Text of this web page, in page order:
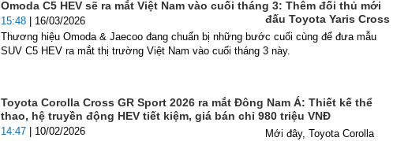
Omoda C5 HEV sẽ ra mắt Việt Nam vào cuối tháng 3: Thêm đối thủ mới
đấu Toyota Yaris Cross
15:48 | 16/03/2026
Thương hiệu Omoda & Jaecoo đang chuẩn bị những bước cuối cùng để đưa mẫu
SUV C5 HEV ra mắt thị trường Việt Nam vào cuối tháng 3 này.
Toyota Corolla Cross GR Sport 2026 ra mắt Đông Nam Á: Thiết kế thể
thao, hệ truyền động HEV tiết kiệm, giá bán chỉ 980 triệu VNĐ
14:47 | 10/02/2026
Mới đây, Toyota Corolla